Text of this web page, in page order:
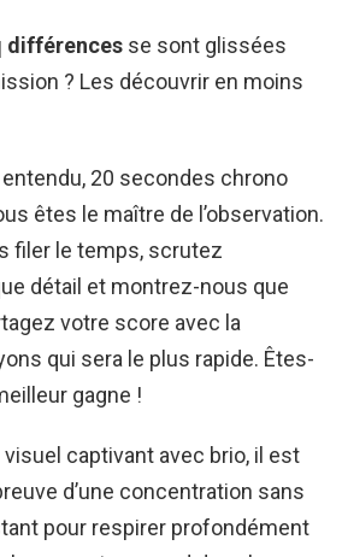
différences se sont glissées
? Les découvrir en moins
20 secondes chrono
êtes le maître de l’observation.
filer le temps, scrutez
détail et montrez-nous que
votre score avec la
qui sera le plus rapide. Êtes-
gagne !
captivant avec brio, il est
d’une concentration sans
pour respirer profondément